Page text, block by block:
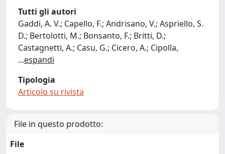
Tutti gli autori
Gaddi, A. V.; Capello, F.; Andrisano, V.; Aspriello, S.
D.; Bertolotti, M.; Bonsanto, F.; Britti, D.;
Castagnetti, A.; Casu, G.; Cicero, A.; Cipolla,
...espandi
Tipologia
Articolo su rivista
File in questo prodotto:
File